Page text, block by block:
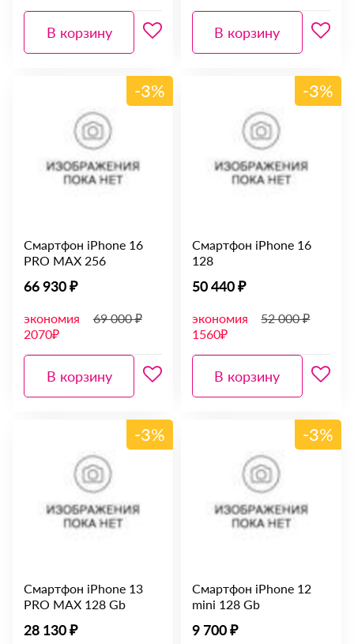
В корзину В корзину
-3%
Смартфон iPhone 16
PRO MAX 256
66 930 ₽
экономия
2070₽
69 000 ₽
В корзину
-3%
Смартфон iPhone 16
128
50 440 ₽
экономия
1560₽
52 000 ₽
В корзину
-3%
Смартфон iPhone 13
PRO MAX 128 Gb
28 130 ₽
-3%
Смартфон iPhone 12
mini 128 Gb
9 700 ₽